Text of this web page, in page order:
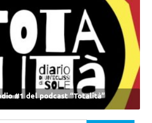
#1 del podcast “Totalità”